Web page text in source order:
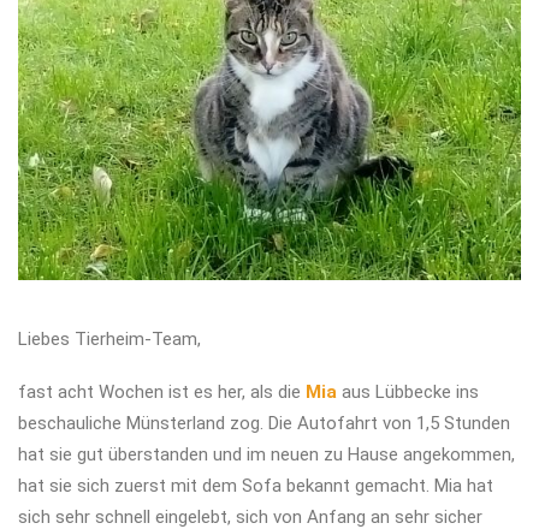
KONTAKT
SPENDEN
Liebes Tierheim-Team,
fast acht Wochen ist es her, als die Mia aus Lübbecke ins
beschauliche Münsterland zog. Die Autofahrt von 1,5 Stunden
hat sie gut überstanden und im neuen zu Hause angekommen,
hat sie sich zuerst mit dem Sofa bekannt gemacht. Mia hat
sich sehr schnell eingelebt, sich von Anfang an sehr sicher